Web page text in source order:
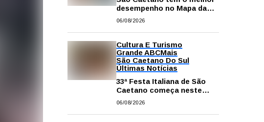
desempenho no Mapa da
Desigualdade da Grande SP
06/08/2026
Cultura E Turismo
Grande ABCMais
São Caetano Do Sul
Últimas Notícias
33ª Festa Italiana de São
Caetano começa neste
sábado com mais barracas
e atrações
06/08/2026